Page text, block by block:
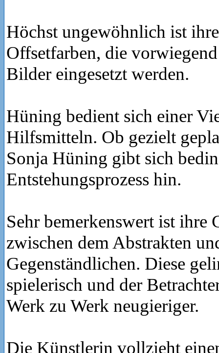
Höchst ungewöhnlich ist
Offsetfarben, die
Bilder eingesetzt werden.
Hüning bedient sich einer
Hilfsmitteln. Ob gezielt
Sonja Hüning gibt sich
Entstehungsprozess hin.
Sehr bemerkenswert ist ihre
zwischen dem Abstrakten
Gegenständlichen. Diese
spielerisch und der
Werk zu Werk neugieriger.
Die Künstlerin vollzieht